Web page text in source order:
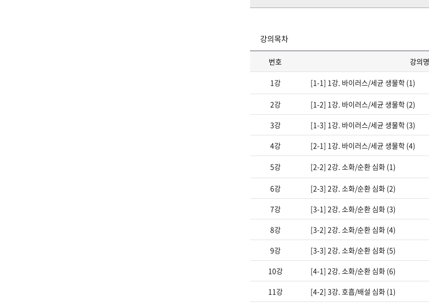
강의목차
번호 강의명
1강 [1-1] 1강. 바이러스/세균 생물학 (1)
2강 [1-2] 1강. 바이러스/세균 생물학 (2)
3강 [1-3] 1강. 바이러스/세균 생물학 (3)
4강 [2-1] 1강. 바이러스/세균 생물학 (4)
5강 [2-2] 2강. 소화/순환 심화 (1)
6강 [2-3] 2강. 소화/순환 심화 (2)
7강 [3-1] 2강. 소화/순환 심화 (3)
8강 [3-2] 2강. 소화/순환 심화 (4)
9강 [3-3] 2강. 소화/순환 심화 (5)
10강 [4-1] 2강. 소화/순환 심화 (6)
11강 [4-2] 3강. 호흡/배설 심화 (1)